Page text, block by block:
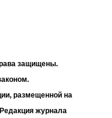
защищены.
размещенной на
журнала